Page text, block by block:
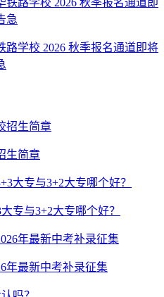
路学校 2026 秋季报名通道即将
生简章
专与3+2大专哪个好？
年最新中考补录征集